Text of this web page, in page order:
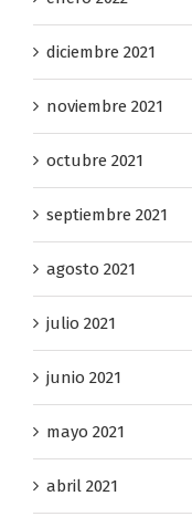
diciembre 2021
noviembre 2021
octubre 2021
septiembre 2021
agosto 2021
julio 2021
junio 2021
mayo 2021
abril 2021